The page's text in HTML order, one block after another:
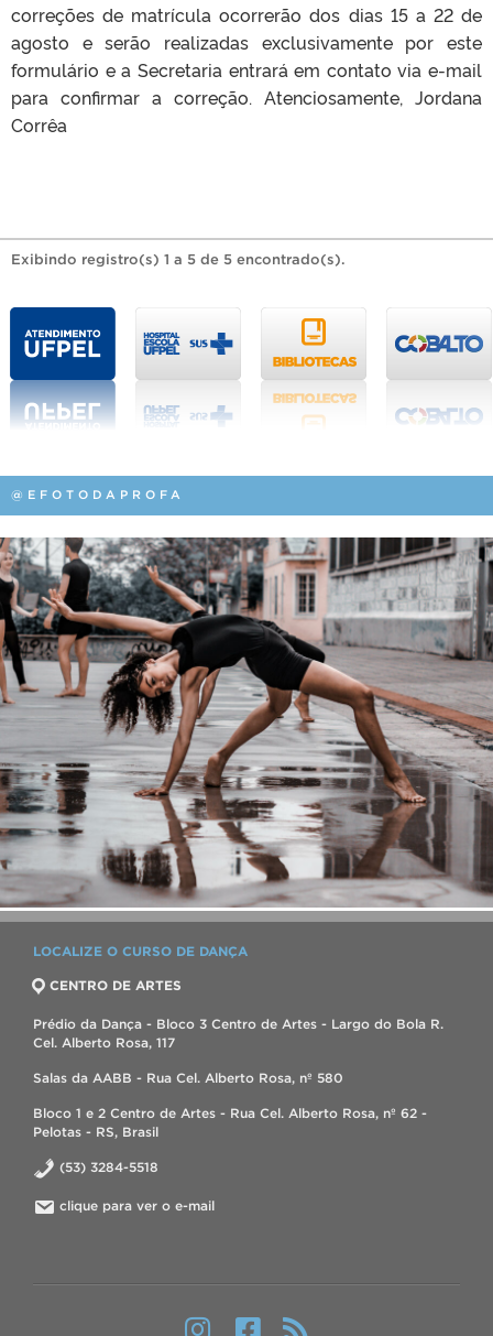
correções de matrícula ocorrerão dos dias 15 a 22 de
agosto e serão realizadas exclusivamente por este
formulário e a Secretaria entrará em contato via e-mail
para confirmar a correção. Atenciosamente, Jordana
Corrêa
Exibindo registro(s) 1 a 5 de 5 encontrado(s).
@EFOTODAPROFA
LOCALIZE O CURSO DE DANÇA
CENTRO DE ARTES
Prédio da Dança - Bloco 3 Centro de Artes - Largo do Bola R.
Cel. Alberto Rosa, 117
Salas da AABB - Rua Cel. Alberto Rosa, nº 580
Bloco 1 e 2 Centro de Artes - Rua Cel. Alberto Rosa, nº 62 -
Pelotas - RS, Brasil
(53) 3284-5518
clique para ver o e-mail